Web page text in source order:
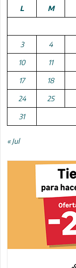
L
M
3 4
10 11
17 18
24 25
31
« Jul